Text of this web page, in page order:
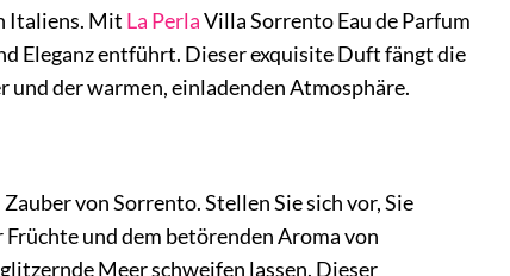
Italiens. Mit La PerlaVilla Sorrento Eau de Parfum
Eleganz entführt. Dieser exquisite Duft fängt die
und der warmen, einladenden Atmosphäre.
von Sorrento. Stellen Sie sich vor, Sie
und dem betörenden Aroma von
Meer schweifen lassen. Dieser